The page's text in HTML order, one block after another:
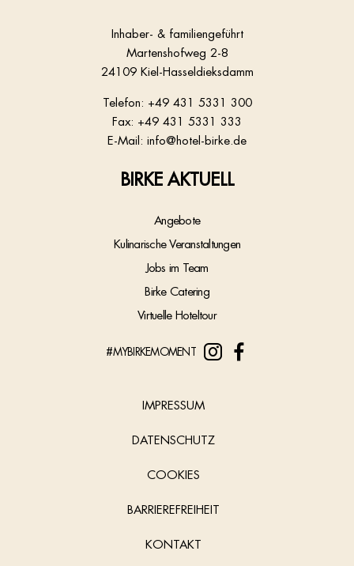
Inhaber- & familiengeführt
Martenshofweg 2-8
24109 Kiel-Hasseldieksdamm
Telefon: +49 431 5331 300
Fax: +49 431 5331 333
E-Mail: info@hotel-birke.de
BIRKE AKTUELL
Angebote
Kulinarische Veranstaltungen
Jobs im Team
Birke Catering
Virtuelle Hoteltour
#MYBIRKEMOMENT
IMPRESSUM
DATENSCHUTZ
COOKIES
BARRIEREFREIHEIT
KONTAKT